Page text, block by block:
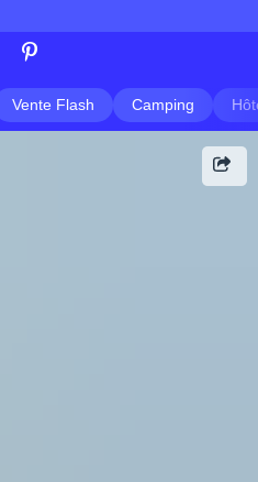
Vente Flash Camping